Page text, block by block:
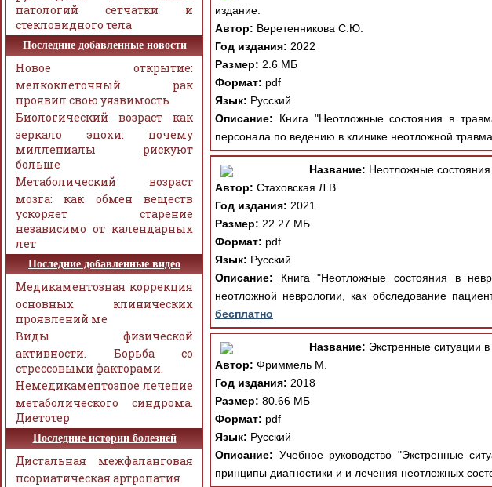
издание.
Автор: Веретенникова С.Ю.
Год издания: 2022
Размер: 2.6 МБ
Формат: pdf
Язык: Русский
Описание: Книга "Неотложные состояния в
персонала по ведению в клинике неотложной
Название: Неотложные состояния
Автор: Стаховская Л.В.
Год издания: 2021
Размер: 22.27 МБ
Формат: pdf
Язык: Русский
Описание: Книга "Неотложные состояния в
неотложной неврологии, как обследование
бесплатно
Название: Экстренные ситуации
Автор: Фриммель М.
Год издания: 2018
Размер: 80.66 МБ
Формат: pdf
Язык: Русский
Описание: Учебное руководство "Экстренные
принципы диагностики и и лечения неотложных
патологий сетчатки и
стекловидного тела
Последние добавленные новости
Новое открытие:
мелкоклеточный рак
проявил свою уязвимость
Биологический возраст как
зеркало эпохи: почему
миллениалы рискуют
больше
Метаболический возраст
мозга: как обмен веществ
ускоряет старение
независимо от календарных
лет
Последние добавленные видео
Медикаментозная коррекция
основных клинических
проявлений ме
Виды физической
активности. Борьба со
стрессовыми факторами.
Немедикаментозное лечение
метаболического синдрома.
Диетотер
Последние истории болезней
Дистальная межфаланговая
псориатическая артропатия